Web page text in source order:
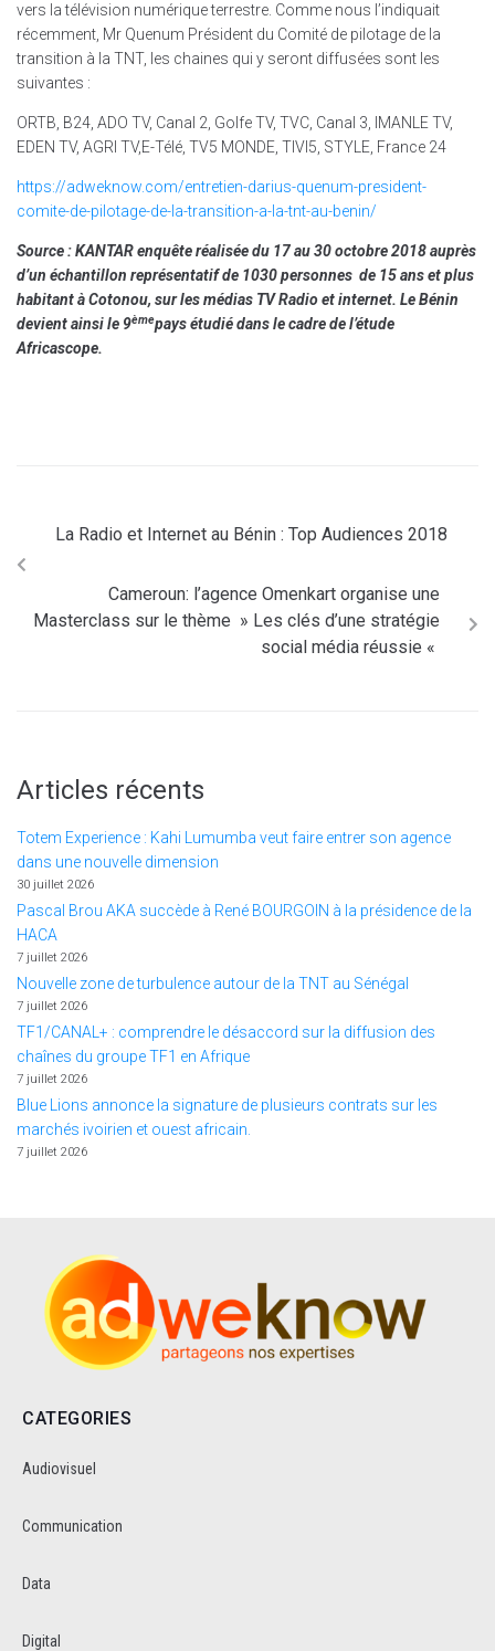
vers la télévision numérique terrestre. Comme nous l’indiquait
récemment, Mr Quenum Président du Comité de pilotage de la
transition à la TNT, les chaines qui y seront diffusées sont les
suivantes :
ORTB, B24, ADO TV, Canal 2, Golfe TV, TVC, Canal 3, IMANLE TV,
EDEN TV, AGRI TV,E-Télé, TV5 MONDE, TIVI5, STYLE, France 24
https://adweknow.com/entretien-darius-quenum-president-
comite-de-pilotage-de-la-transition-a-la-tnt-au-benin/
Source : KANTAR enquête réalisée du 17 au 30 octobre 2018 auprès
d’un échantillon représentatif de 1030 personnes de 15 ans et plus
habitant à Cotonou, sur les médias TV Radio et internet. Le Bénin
devient ainsi le 9èmepays étudié dans le cadre de l’étude
Africascope.
La Radio et Internet au Bénin : Top Audiences 2018
Cameroun: l’agence Omenkart organise une
Masterclass sur le thème » Les clés d’une stratégie
social média réussie «
Articles récents
Totem Experience : Kahi Lumumba veut faire entrer son agence
dans une nouvelle dimension
30 juillet 2026
Pascal Brou AKA succède à René BOURGOIN à la présidence de la
HACA
7 juillet 2026
Nouvelle zone de turbulence autour de la TNT au Sénégal
7 juillet 2026
TF1/CANAL+ : comprendre le désaccord sur la diffusion des
chaînes du groupe TF1 en Afrique
7 juillet 2026
Blue Lions annonce la signature de plusieurs contrats sur les
marchés ivoirien et ouest africain.
7 juillet 2026
CATEGORIES
Audiovisuel
Communication
Data
Digital